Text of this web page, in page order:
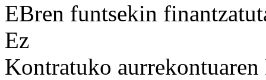
EBren funtsekin
Ez
Kontratuko